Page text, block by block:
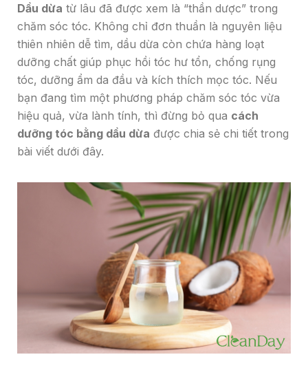
Dầu dừa từ lâu đã được xem là “thần dược” trong
chăm sóc tóc. Không chỉ đơn thuần là nguyên liệu
thiên nhiên dễ tìm, dầu dừa còn chứa hàng loạt
dưỡng chất giúp phục hồi tóc hư tổn, chống rụng
tóc, dưỡng ẩm da đầu và kích thích mọc tóc. Nếu
bạn đang tìm một phương pháp chăm sóc tóc vừa
hiệu quả, vừa lành tính, thì đừng bỏ qua cách
dưỡng tóc bằng dầu dừa được chia sẻ chi tiết trong
bài viết dưới đây.